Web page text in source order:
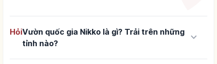
HỏiVườn quốc gia Nikko là gì? Trải trên những
tỉnh nào?
keyboard_arrow_down